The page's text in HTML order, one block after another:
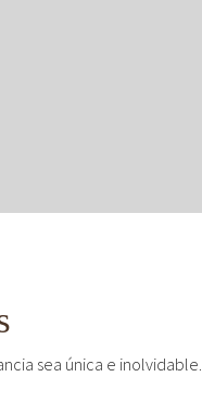
sea única e inolvidable.